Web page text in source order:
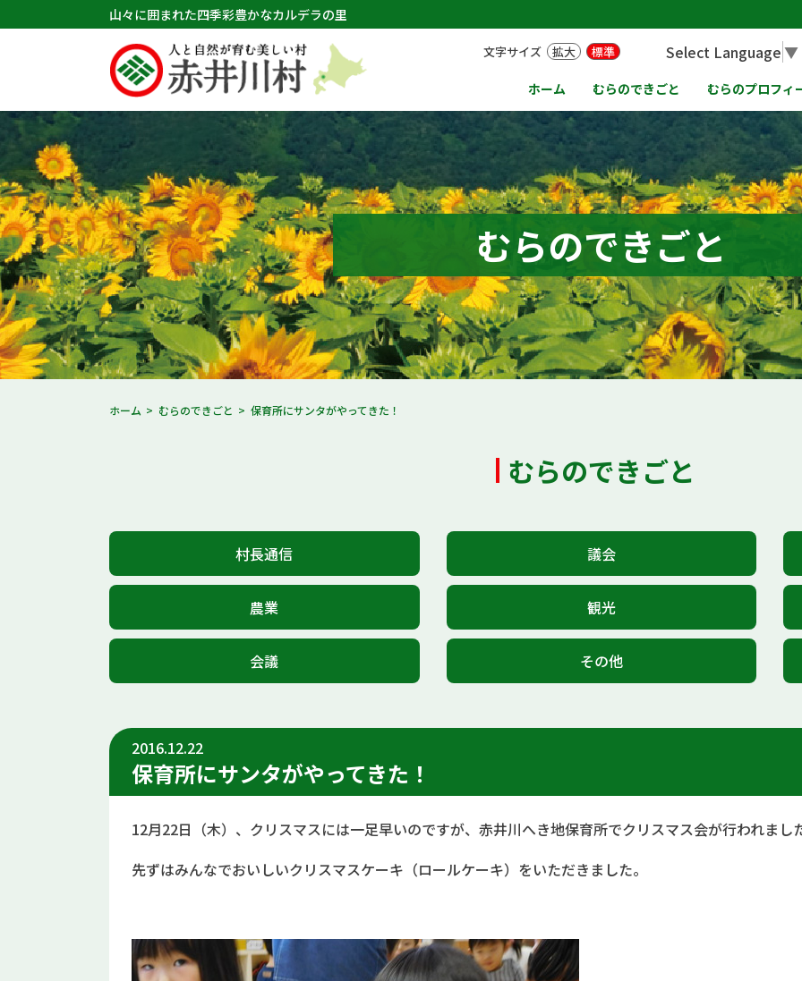
山々に囲まれた四季彩豊かなカルデラの里
ホーム むらのできごと むらのプロフィ
文字サイズ 拡大 標準 Select Language▼
むらのできごと
ホーム むらのできごと 保育所にサンタがやってきた！
むらのできごと
村長通信 議会
農業 観光
会議 その他
2016.12.22
保育所にサンタがやってきた！
12月22日（木）、クリスマスには一足早いのですが、赤井川へき地保育所でクリスマス会が行われまし
先ずはみんなでおいしいクリスマスケーキ（ロールケーキ）をいただきました。